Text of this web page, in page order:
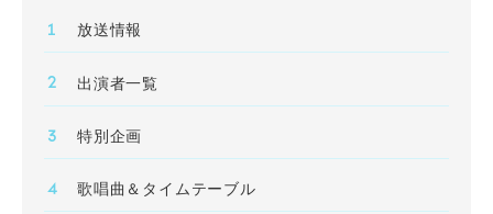
放送情報
出演者一覧
特別企画
歌唱曲＆タイムテーブル